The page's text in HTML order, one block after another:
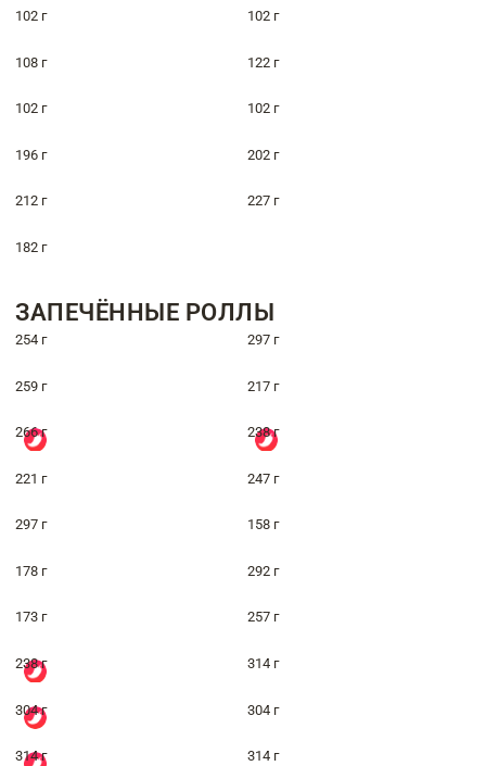
102 г 102 г
108 г 122 г
102 г 102 г
196 г 202 г
212 г 227 г
182 г
ЗАПЕЧЁННЫЕ РОЛЛЫ
254 г 297 г
259 г 217 г
266 г 238 г
221 г 247 г
297 г 158 г
178 г 292 г
173 г 257 г
238 г 314 г
304 г 304 г
314 г 314 г